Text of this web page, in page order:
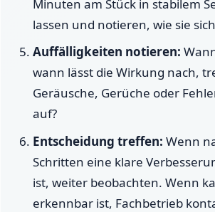
Minuten am Stück in stabilem
lassen und notieren, wie sie
Auffälligkeiten notieren:
wann lässt die Wirkung nach,
Geräusche, Gerüche oder
auf?
Entscheidung treffen: Wenn
Schritten eine klare
ist, weiter beobachten. Wenn
erkennbar ist, Fachbetrieb